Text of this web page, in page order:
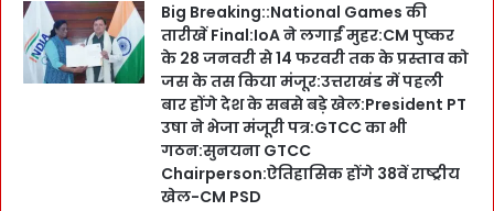
Big Breaking::National Games की
तारीखें Final:IoA ने लगाईं मुहर:CM पुष्कर
के 28 जनवरी से 14 फरवरी तक के प्रस्ताव को
जस के तस किया मंजूर:उत्तराखंड में पहली
बार होंगे देश के सबसे बड़े खेल:President PT
उषा ने भेजा मंजूरी पत्र:GTCC का भी
गठन:सुनयना GTCC
Chairperson:ऐतिहासिक होंगे 38वें राष्ट्रीय
खेल-CM PSD